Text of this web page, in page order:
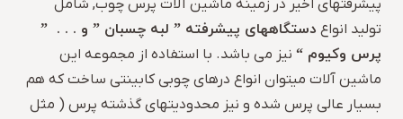
پیشرفتهای اخیر در زمینه ماشین آلات پرس چوب, شامل
تولید انواع دستگاههای پیشرفته ” لبه چسبان ” و . . . ”
پرس وکیوم “ نیز می باشد. با استفاده از مجموعه این
ماشین آلات میتوان انواع درهای چوبی کابینتی ساخت که هم
بسیار عالی پرس شده و نیز محدودیتهای گذشته پرس ( مثل